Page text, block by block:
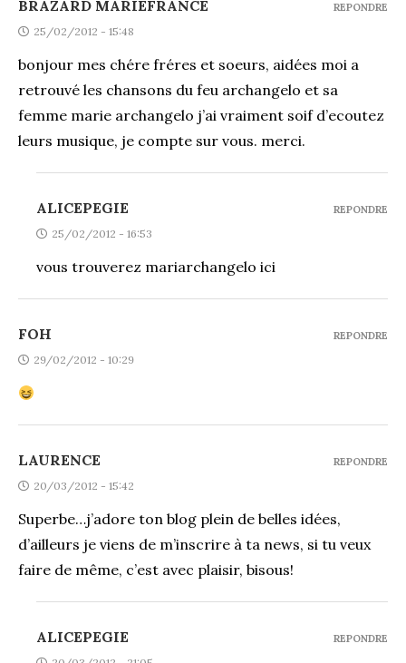
BRAZARD MARIEFRANCE
25/02/2012 - 15:48
bonjour mes chére fréres et soeurs, aidées moi a
retrouvé les chansons du feu archangelo et sa
femme marie archangelo j’ai vraiment soif d’ecoutez
leurs musique, je compte sur vous. merci.
REPONDRE
ALICEPEGIE
25/02/2012 - 16:53
vous trouverez mariarchangelo ici
REPONDRE
FOH
29/02/2012 - 10:29
REPONDRE
LAURENCE
20/03/2012 - 15:42
Superbe…j’adore ton blog plein de belles idées,
d’ailleurs je viens de m’inscrire à ta news, si tu veux
faire de même, c’est avec plaisir, bisous!
REPONDRE
ALICEPEGIE REPONDRE